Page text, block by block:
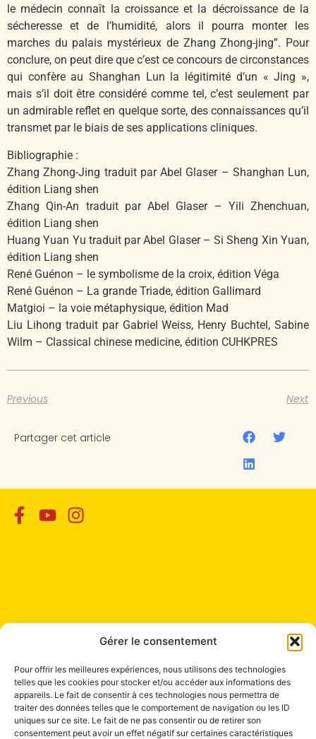
Gérer le consentement
Pour offrir les meilleures expériences, nous utilisons des technologies
telles que les cookies pour stocker et/ou accéder aux informations des
appareils. Le fait de consentir à ces technologies nous permettra de
traiter des données telles que le comportement de navigation ou les ID
uniques sur ce site. Le fait de ne pas consentir ou de retirer son
consentement peut avoir un effet négatif sur certaines caractéristiques
le médecin connaît la croissance et la décroissance de la
sécheresse et de l’humidité, alors il pourra monter les
marches du palais mystérieux de Zhang Zhong-jing”. Pour
conclure, on peut dire que c’est ce concours de circonstances
qui confère au Shanghan Lun la légitimité d’un « Jing »,
mais s’il doit être considéré comme tel, c’est seulement par
un admirable reflet en quelque sorte, des connaissances qu’il
transmet par le biais de ses applications cliniques.
Bibliographie :
Zhang Zhong-Jing traduit par Abel Glaser – Shanghan Lun,
édition Liang shen
Zhang Qin-An traduit par Abel Glaser – Yili Zhenchuan,
édition Liang shen
Huang Yuan Yu traduit par Abel Glaser – Si Sheng Xin Yuan,
édition Liang shen
René Guénon – le symbolisme de la croix, édition Véga
René Guénon – La grande Triade, édition Gallimard
Matgioi – la voie métaphysique, édition Mad
Liu Lihong traduit par Gabriel Weiss, Henry Buchtel, Sabine
Wilm – Classical chinese medicine, édition CUHKPRES
Previous Next
Partager cet article
Contact